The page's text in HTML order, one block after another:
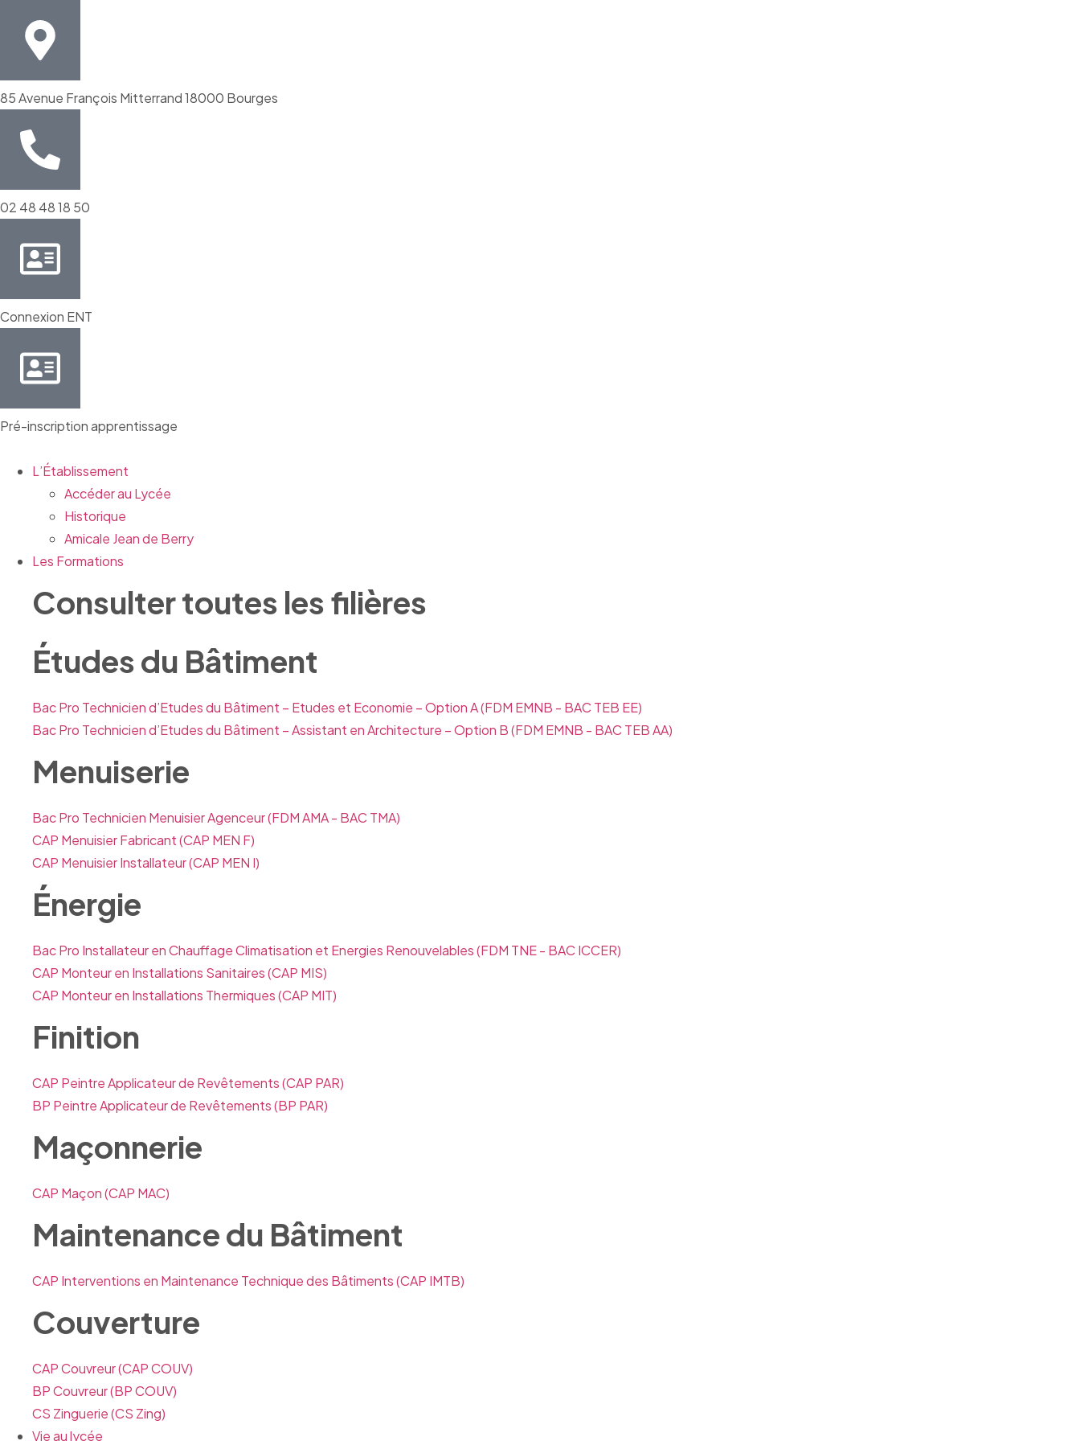
85 Avenue François Mitterrand 18000 Bourges
02 48 48 18 50
Connexion ENT
Pré-inscription apprentissage
L’Établissement
Accéder au Lycée
Historique
Amicale Jean de Berry
Les Formations
Consulter toutes les filières
Études du Bâtiment
Bac Pro Technicien d’Etudes du Bâtiment – Etudes et Economie – Option A(FDM EMNB - BAC TEB EE)
Bac Pro Technicien d’Etudes du Bâtiment – Assistant en Architecture – Option B(FDM EMNB - BAC TEB AA)
Menuiserie
Bac Pro Technicien Menuisier Agenceur(FDM AMA - BAC TMA)
CAP Menuisier Fabricant(CAP MEN F)
CAP Menuisier Installateur(CAP MEN I)
Énergie
Bac Pro Installateur en Chauffage Climatisation et Energies Renouvelables(FDM TNE - BAC ICCER)
CAP Monteur en Installations Sanitaires(CAP MIS)
CAP Monteur en Installations Thermiques(CAP MIT)
Finition
CAP Peintre Applicateur de Revêtements(CAP PAR)
BP Peintre Applicateur de Revêtements(BP PAR)
Maçonnerie
CAP Maçon(CAP MAC)
Maintenance du Bâtiment
CAP Interventions en Maintenance Technique des Bâtiments(CAP IMTB)
Couverture
CAP Couvreur(CAP COUV)
BP Couvreur(BP COUV)
CS Zinguerie(CS Zing)
Vie au lycée